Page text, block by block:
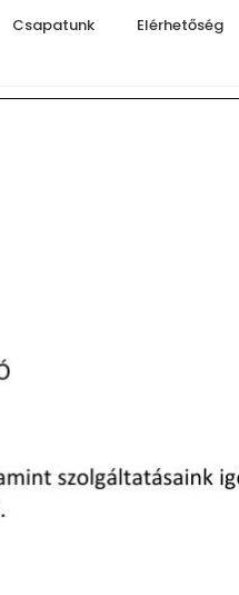
Csapatunk Elérhetőség